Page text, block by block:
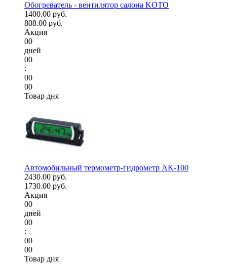
Обогреватель - вентилятор салона KOTO
1400.00 руб.
808.00 руб.
Акция
00
дней
00
:
00
00
Товар дня
Автомобильный термометр-гидрометр AK-100
2430.00 руб.
1730.00 руб.
Акция
00
дней
00
:
00
00
Товар дня